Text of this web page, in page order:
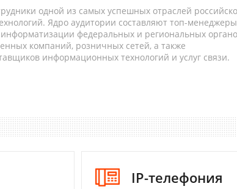
одной из самых успешных отраслей
Ядро аудитории составляют топ-
федеральных и региональных
компаний, розничных сетей, а также
информационных технологий и услуг связи.
IP-телефония